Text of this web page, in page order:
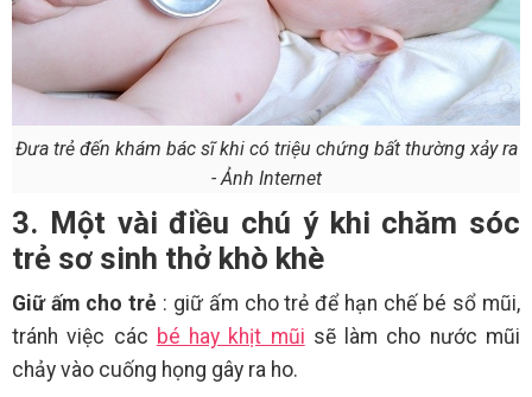
Đưa trẻ đến khám bác sĩ khi có triệu chứng bất thường xảy ra
- Ảnh Internet
3. Một vài điều chú ý khi chăm sóc
trẻ sơ sinh thở khò khè
Giữ ấm cho trẻ : giữ ấm cho trẻ để hạn chế bé sổ mũi,
tránh việc các bé hay khịt mũi sẽ làm cho nước mũi
chảy vào cuống họng gây ra ho.